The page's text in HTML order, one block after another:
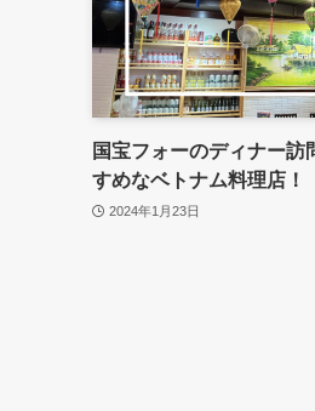
国宝フォーのディナー
すめなベトナム料理店！
2024年1月23日